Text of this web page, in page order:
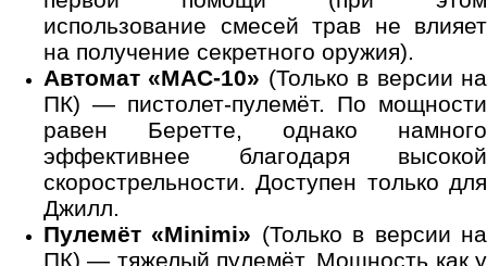
использование смесей трав не влияет
на получение секретного оружия).
Автомат «MAC-10» (Только в версии на
ПК) — пистолет-пулемёт. По мощности
равен Беретте, однако намного
эффективнее благодаря высокой
скорострельности. Доступен только для
Джилл.
Пулемёт «Minimi» (Только в версии на
ПК) — тяжелый пулемёт. Мощность как у